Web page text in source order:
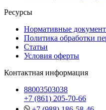
Ресурсы
Нормативные
Политика обработки
Статьи
Условия оферты
Контактная информация
88003503038
+7 (861) 205-70-66